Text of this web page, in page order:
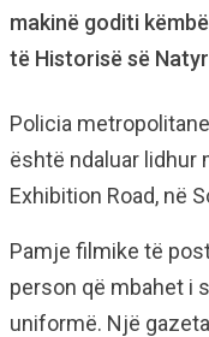
makinë goditi
të Historisë së
Policia
është ndaluar lidhur
Exhibition Road, në
Pamje filmike të
person që mbahet i
uniformë. Një